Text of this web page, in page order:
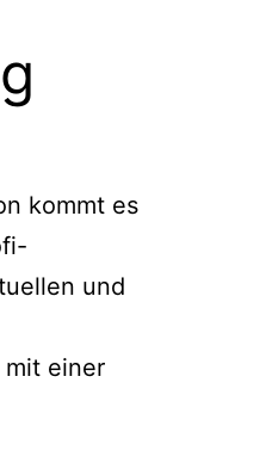
kommt es
und
mit einer